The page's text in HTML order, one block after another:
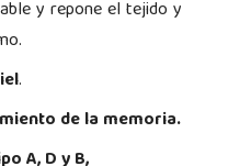
y repone el tejido y
.
de la memoria.